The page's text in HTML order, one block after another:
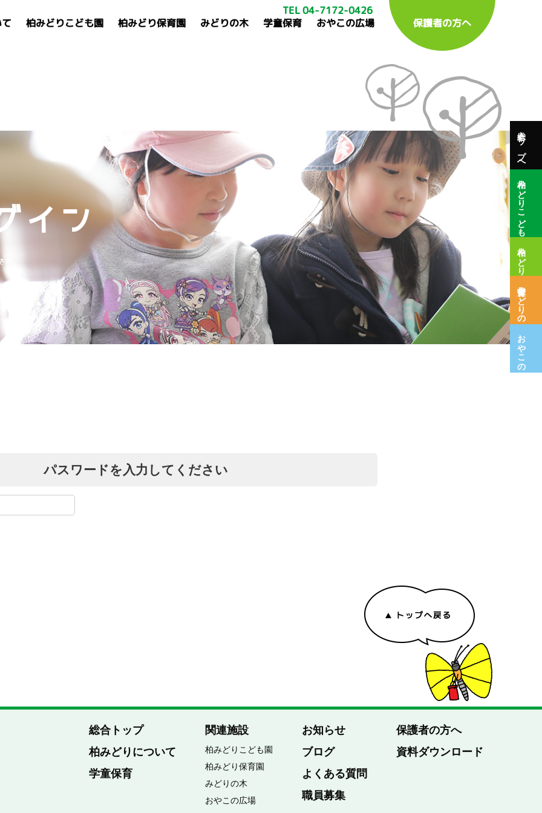
柏みどりこども園 柏みどり保育園 みどりの木 学童保育 おやこの広場 保護者の方へ
TEL 04-7172-0426
総合トップへ
柏みどりこども園
柏みどり保育園
保育室みどりの木
おやこの広場
イン
。
パスワードを入力してください
総合トップ
柏みどりについて
学童保育
関連施設
柏みどりこども園
柏みどり保育園
みどりの木
おやこの広場
お知らせ
ブログ
よくある質問
職員募集
保護者の方へ
資料ダウンロード